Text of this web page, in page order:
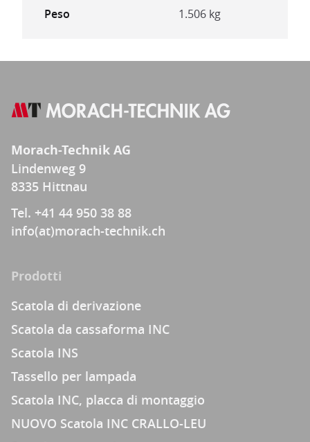
Peso
1.506 kg
Morach-Technik AG
Lindenweg 9
8335 Hittnau
Tel. +41 44 950 38 88
info(at)morach-technik.ch
Prodotti
Scatola di derivazione
Scatola da cassaforma INC
Scatola INS
Tassello per lampada
Scatola INC, placca di montaggio
NUOVO Scatola INC CRALLO-LEU